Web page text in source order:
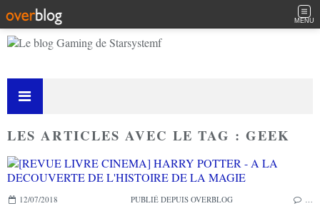
MENU
LES ARTICLES AVEC LE TAG : GEEK
12/07/2018 PUBLIÉ DEPUIS OVERBLOG